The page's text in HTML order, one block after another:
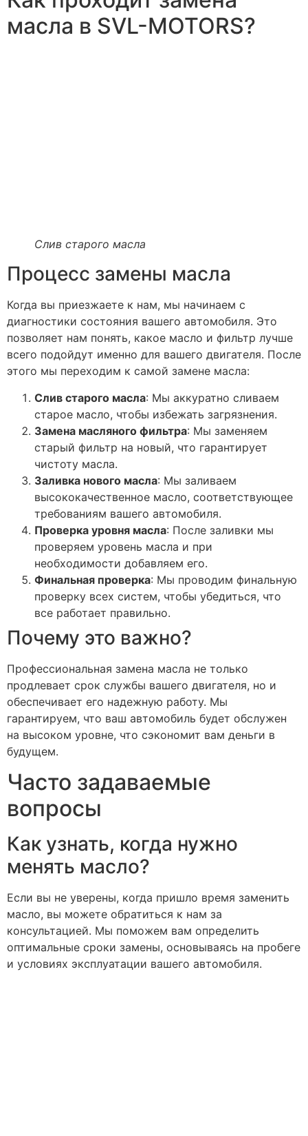
масла в SVL-MOTORS?
Слив старого масла
Процесс замены масла
Когда вы приезжаете к нам, мы начинаем с
диагностики состояния вашего автомобиля. Это
позволяет нам понять, какое масло и фильтр лучше
всего подойдут именно для вашего двигателя. После
этого мы переходим к самой замене масла:
Слив старого масла: Мы аккуратно сливаем
старое масло, чтобы избежать загрязнения.
Замена масляного фильтра: Мы заменяем
старый фильтр на новый, что гарантирует
чистоту масла.
Заливка нового масла: Мы заливаем
высококачественное масло, соответствующее
требованиям вашего автомобиля.
Проверка уровня масла: После заливки мы
проверяем уровень масла и при
необходимости добавляем его.
Финальная проверка: Мы проводим финальную
проверку всех систем, чтобы убедиться, что
все работает правильно.
Почему это важно?
Профессиональная замена масла не только
продлевает срок службы вашего двигателя, но и
обеспечивает его надежную работу. Мы
гарантируем, что ваш автомобиль будет обслужен
на высоком уровне, что сэкономит вам деньги в
будущем.
Часто задаваемые
вопросы
Как узнать, когда нужно
менять масло?
Если вы не уверены, когда пришло время заменить
масло, вы можете обратиться к нам за
консультацией. Мы поможем вам определить
оптимальные сроки замены, основываясь на пробеге
и условиях эксплуатации вашего автомобиля.